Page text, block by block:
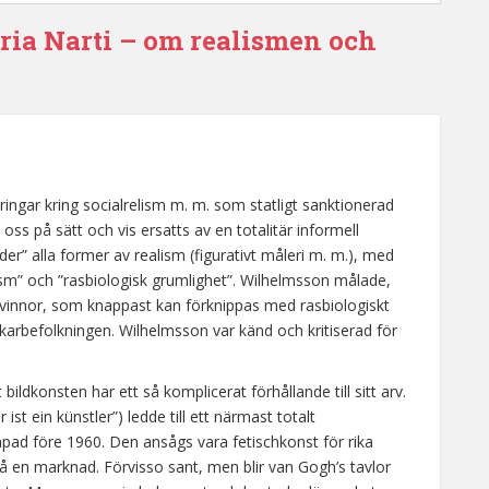
Narti – om realismen och
kring socialrelism m. m. som statligt sanktionerad
på sätt och vis ersatts av en totalitär informell
alla former av realism (figurativt måleri m. m.), med
och ”rasbiologisk grumlighet”. Wilhelmsson målade,
som knappast kan förknippas med rasbiologiskt
Wilhelmsson var känd och kritiserad för
har ett så komplicerat förhållande till sitt arv.
ist ein künstler”) ledde till ett närmast totalt
före 1960. Den ansågs vara fetischkonst för rika
marknad. Förvisso sant, men blir van Gogh’s tavlor